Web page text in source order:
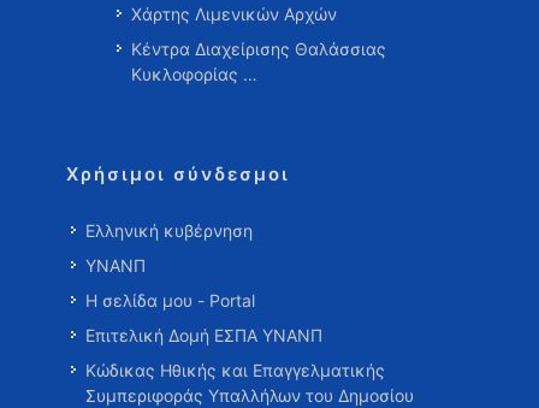
Χάρτης Λιμενικών Αρχών
Κέντρα Διαχείρισης Θαλάσσιας
Κυκλοφορίας …
Χρήσιμοι σύνδεσμοι
Ελληνική κυβέρνηση
ΥΝΑΝΠ
Η σελίδα μου - Portal
Επιτελική Δομή ΕΣΠΑ ΥΝΑΝΠ
Κώδικας Ηθικής και Επαγγελματικής
Συμπεριφοράς Υπαλλήλων του Δημοσίου